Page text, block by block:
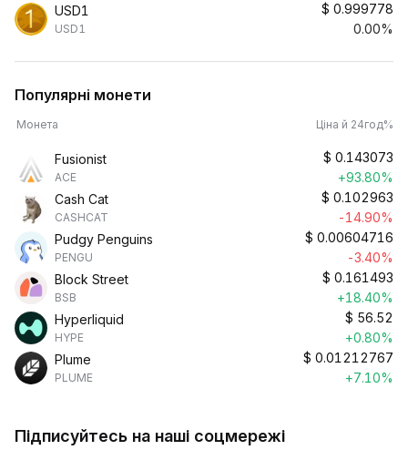
USD1
USD1
$ 0.999778
0.00%
Популярні монети
Монета Ціна й 24год%
Fusionist
ACE
$ 0.143073
+93.80%
Cash Cat
CASHCAT
$ 0.102963
-14.90%
Pudgy Penguins
PENGU
$ 0.00604716
-3.40%
Block Street
BSB
$ 0.161493
+18.40%
Hyperliquid
HYPE
$ 56.52
+0.80%
Plume
PLUME
$ 0.01212767
+7.10%
Підписуйтесь на наші соцмережі